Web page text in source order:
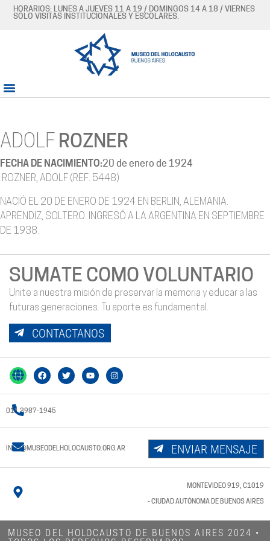
HORARIOS: LUNES A JUEVES 11 A 19 / DOMINGOS 14 A 18 / VIERNES
SÓLO VISITAS INSTITUCIONALES Y ESCOLARES.
ADOLF ROZNER
FECHA DE NACIMIENTO:20 de enero de 1924
ROZNER, ADOLF (REF. 5448)
NACIÓ EL 20 DE ENERO DE 1924 EN BERLIN, ALEMANIA.
APRENDIZ, SOLTERO. INGRESÓ A LA ARGENTINA EN SEPTIEMBRE
DE 1938.
SUMATE COMO VOLUNTARIO
Unite a nuestra misión de preservar la memoria y educar a las
futuras generaciones. Tu aporte es fundamental.
CONTACTANOS
011 3987-1945
INFO@MUSEODELHOLOCAUSTO.ORG.AR ENVIAR MENSAJE
MONTEVIDEO 919, C1019
- CIUDAD AUTÓNOMA DE BUENOS AIRES
MUSEO DEL HOLOCAUSTO DE BUENOS AIRES 2024​ •